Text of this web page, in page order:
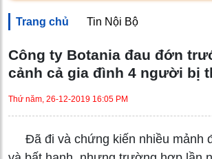
Trang chủ Tin Nội Bộ
Công ty Botania đau đớn
cảnh cả gia đình 4 người bị
Thứ năm, 26-12-2019 16:05 PM
Đã đi và chứng kiến nhiều mảnh